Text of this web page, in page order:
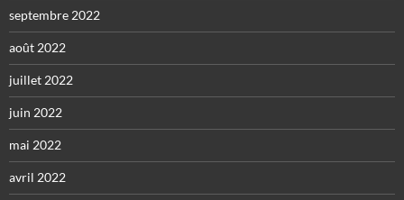
septembre 2022
août 2022
juillet 2022
juin 2022
mai 2022
avril 2022